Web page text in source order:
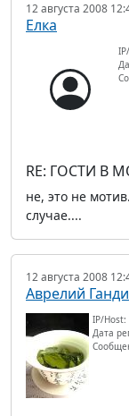
12 августа 2008
Елка
RE: ГОСТИ В
не, это не
случае....
12 августа 2008
Аврелий Ганди
IP/Host:
Дата